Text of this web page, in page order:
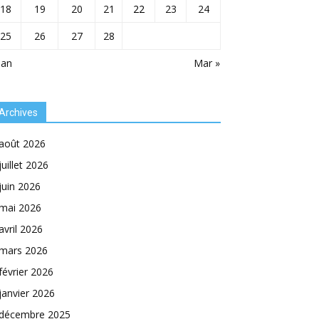
Mar »
18 19 20 21 22 23
24
25
26 27 28
2026
2026
2026
2026
2026
2026
2026
2026
2025